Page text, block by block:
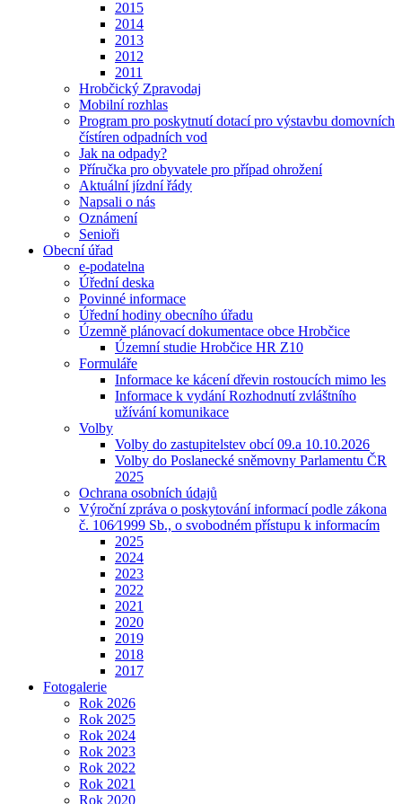
2015
2014
2013
2012
2011
Hrobčický Zpravodaj
Mobilní rozhlas
Program pro poskytnutí dotací pro výstavbu domovních
čístíren odpadních vod
Jak na odpady?
Příručka pro obyvatele pro případ ohrožení
Aktuální jízdní řády
Napsali o nás
Oznámení
Senioři
Obecní úřad
e-podatelna
Úřední deska
Povinné informace
Úřední hodiny obecního úřadu
Územně plánovací dokumentace obce Hrobčice
Územní studie Hrobčice HR Z10
Formuláře
Informace ke kácení dřevin rostoucích mimo les
Informace k vydání Rozhodnutí zvláštního
užívání komunikace
Volby
Volby do zastupitelstev obcí 09.a 10.10.2026
Volby do Poslanecké sněmovny Parlamentu ČR
2025
Ochrana osobních údajů
Výroční zpráva o poskytování informací podle zákona
č. 106⁄1999 Sb., o svobodném přístupu k informacím
2025
2024
2023
2022
2021
2020
2019
2018
2017
Fotogalerie
Rok 2026
Rok 2025
Rok 2024
Rok 2023
Rok 2022
Rok 2021
Rok 2020